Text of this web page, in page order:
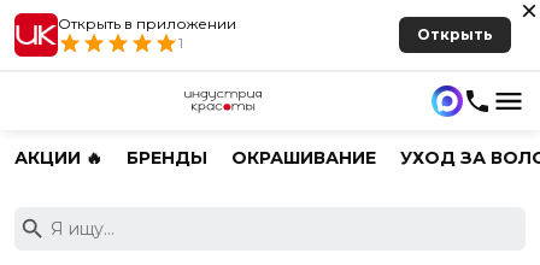
Открыть в приложении
1
Открыть
АКЦИИ 🔥 БРЕНДЫ ОКРАШИВАНИЕ УХОД ЗА